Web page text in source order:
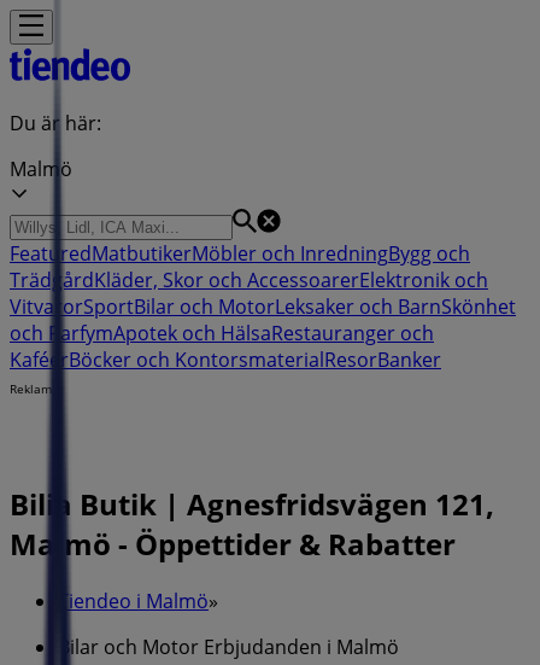
Du är här:
Malmö
FeaturedMatbutikerMöbler och InredningBygg och
TrädgårdKläder, Skor och AccessoarerElektronik och
VitvarorSportBilar och MotorLeksaker och BarnSkönhet
och ParfymApotek och HälsaRestauranger och
KaféerBöcker och KontorsmaterialResorBanker
Reklam
Bilia Butik | Agnesfridsvägen 121,
Malmö - Öppettider & Rabatter
Tiendeo i Malmö»
Bilar och Motor Erbjudanden i Malmö